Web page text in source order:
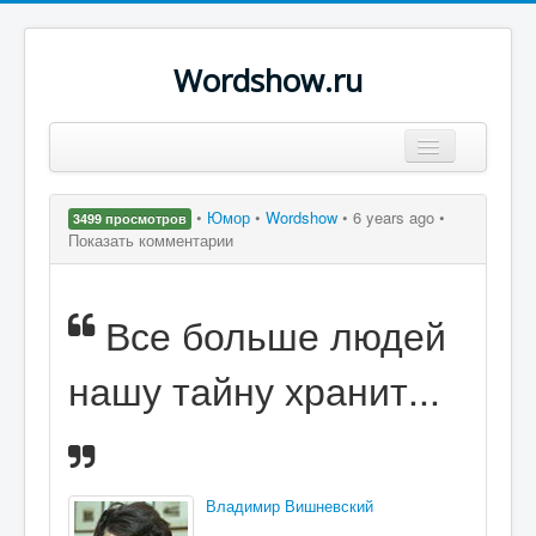
Wordshow.ru
Популярные цитаты
Поиск
3499 просмотров • Юмор • Wordshow • 6 years ago •
Показать комментарии
Все больше людей
нашу тайну хранит...
Владимир Вишневский